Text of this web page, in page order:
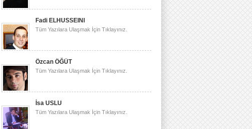
Fadi ELHUSSEINI
Tüm Yazılara Ulaşmak İçin Tıklayınız.
Özcan ÖĞÜT
Tüm Yazılara Ulaşmak İçin Tıklayınız.
İsa USLU
Tüm Yazılara Ulaşmak İçin Tıklayınız.